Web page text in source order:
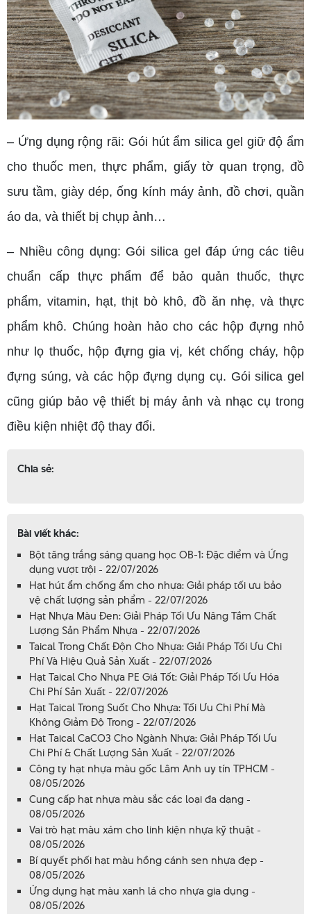
– Ứng dụng rộng rãi: Gói hút ẩm silica gel giữ độ ẩm
cho thuốc men, thực phẩm, giấy tờ quan trọng, đồ
sưu tầm, giày dép, ống kính máy ảnh, đồ chơi, quần
áo da, và thiết bị chụp ảnh…
– Nhiều công dụng: Gói silica gel đáp ứng các tiêu
chuẩn cấp thực phẩm để bảo quản thuốc, thực
phẩm, vitamin, hạt, thịt bò khô, đồ ăn nhẹ, và thực
phẩm khô. Chúng hoàn hảo cho các hộp đựng nhỏ
như lọ thuốc, hộp đựng gia vị, két chống cháy, hộp
đựng súng, và các hộp đựng dụng cụ. Gói silica gel
cũng giúp bảo vệ thiết bị máy ảnh và nhạc cụ trong
điều kiện nhiệt độ thay đổi.
Chia sẻ:
Bài viết khác:
Bột tăng trắng sáng quang học OB-1: Đặc điểm và Ứng
dụng vượt trội - 22/07/2026
Hạt hút ẩm chống ẩm cho nhựa: Giải pháp tối ưu bảo
vệ chất lượng sản phẩm - 22/07/2026
Hạt Nhựa Màu Đen: Giải Pháp Tối Ưu Nâng Tầm Chất
Lượng Sản Phẩm Nhựa - 22/07/2026
Taical Trong Chất Độn Cho Nhựa: Giải Pháp Tối Ưu Chi
Phí Và Hiệu Quả Sản Xuất - 22/07/2026
Hạt Taical Cho Nhựa PE Giá Tốt: Giải Pháp Tối Ưu Hóa
Chi Phí Sản Xuất - 22/07/2026
Hạt Taical Trong Suốt Cho Nhựa: Tối Ưu Chi Phí Mà
Không Giảm Độ Trong - 22/07/2026
Hạt Taical CaCO3 Cho Ngành Nhựa: Giải Pháp Tối Ưu
Chi Phí & Chất Lượng Sản Xuất - 22/07/2026
Công ty hạt nhựa màu gốc Lâm Anh uy tín TPHCM -
08/05/2026
Cung cấp hạt nhựa màu sắc các loại đa dạng -
08/05/2026
Vai trò hạt màu xám cho linh kiện nhựa kỹ thuật -
08/05/2026
Bí quyết phối hạt màu hồng cánh sen nhựa đẹp -
08/05/2026
Ứng dụng hạt màu xanh lá cho nhựa gia dụng -
08/05/2026